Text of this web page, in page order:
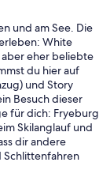
und am See. Die
White
aber eher beliebte
du hier auf
und Story
Besuch dieser
für dich: Fryeburg
Skilanglauf und
dir andere